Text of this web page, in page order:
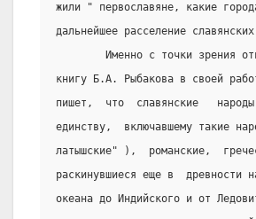
жили " первославяне, какие
дальнейшее расселение
Именно с точки зрения
книгу Б.А. Рыбакова в своей
пишет,  что  славянские
единству,  включавшему такие
латышские" ),  романские,
раскинувшиеся еще в  древности
океана до Индийского и от